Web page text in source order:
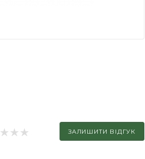
ЗАЛИШИТИ ВІДГУК